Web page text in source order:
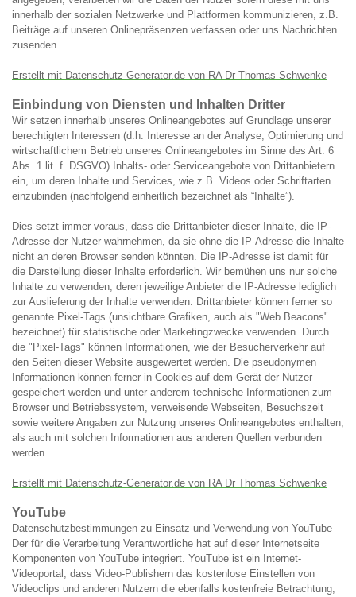
innerhalb der sozialen Netzwerke und Plattformen kommunizieren, z.B.
Beiträge auf unseren Onlinepräsenzen verfassen oder uns Nachrichten
zusenden.
Erstellt mit Datenschutz-Generator.de von RA Dr Thomas Schwenke
Einbindung von Diensten und Inhalten Dritter
Wir setzen innerhalb unseres Onlineangebotes auf Grundlage unserer
berechtigten Interessen (d.h. Interesse an der Analyse, Optimierung und
wirtschaftlichem Betrieb unseres Onlineangebotes im Sinne des Art. 6
Abs. 1 lit. f. DSGVO) Inhalts- oder Serviceangebote von Drittanbietern
ein, um deren Inhalte und Services, wie z.B. Videos oder Schriftarten
einzubinden (nachfolgend einheitlich bezeichnet als “Inhalte”).
Dies setzt immer voraus, dass die Drittanbieter dieser Inhalte, die IP-
Adresse der Nutzer wahrnehmen, da sie ohne die IP-Adresse die Inhalte
nicht an deren Browser senden könnten. Die IP-Adresse ist damit für
die Darstellung dieser Inhalte erforderlich. Wir bemühen uns nur solche
Inhalte zu verwenden, deren jeweilige Anbieter die IP-Adresse lediglich
zur Auslieferung der Inhalte verwenden. Drittanbieter können ferner so
genannte Pixel-Tags (unsichtbare Grafiken, auch als "Web Beacons"
bezeichnet) für statistische oder Marketingzwecke verwenden. Durch
die "Pixel-Tags" können Informationen, wie der Besucherverkehr auf
den Seiten dieser Website ausgewertet werden. Die pseudonymen
Informationen können ferner in Cookies auf dem Gerät der Nutzer
gespeichert werden und unter anderem technische Informationen zum
Browser und Betriebssystem, verweisende Webseiten, Besuchszeit
sowie weitere Angaben zur Nutzung unseres Onlineangebotes enthalten,
als auch mit solchen Informationen aus anderen Quellen verbunden
werden.
Erstellt mit Datenschutz-Generator.de von RA Dr Thomas Schwenke
YouTube
Datenschutzbestimmungen zu Einsatz und Verwendung von YouTube
Der für die Verarbeitung Verantwortliche hat auf dieser Internetseite
Komponenten von YouTube integriert. YouTube ist ein Internet-
Videoportal, dass Video-Publishern das kostenlose Einstellen von
Videoclips und anderen Nutzern die ebenfalls kostenfreie Betrachtung,